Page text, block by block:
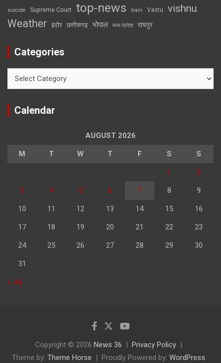
suicide Supreme Court top-news train Vastu vishnu
Weather इंदौर छत्तीसगढ़ भोपाल मध्य प्रदेश रायपुर
Categories
Calendar
AUGUST 2026
M T W T F S S
1 2
3 4 5 6 7 8 9
10 11 12 13 14 15 16
17 18 19 20 21 22 23
24 25 26 27 28 29 30
31
« Jul
Copyright © 2026 News 36
Privacy Policy
Theme by: Theme Horse Proudly Powered by: WordPress